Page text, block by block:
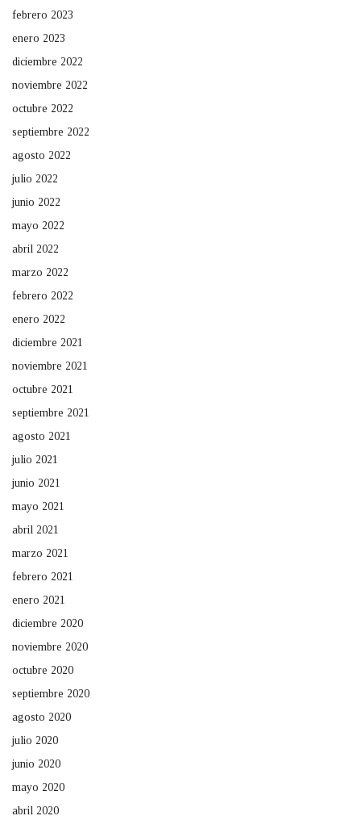
febrero 2023
enero 2023
diciembre 2022
noviembre 2022
octubre 2022
septiembre 2022
agosto 2022
julio 2022
junio 2022
mayo 2022
abril 2022
marzo 2022
febrero 2022
enero 2022
diciembre 2021
noviembre 2021
octubre 2021
septiembre 2021
agosto 2021
julio 2021
junio 2021
mayo 2021
abril 2021
marzo 2021
febrero 2021
enero 2021
diciembre 2020
noviembre 2020
octubre 2020
septiembre 2020
agosto 2020
julio 2020
junio 2020
mayo 2020
abril 2020